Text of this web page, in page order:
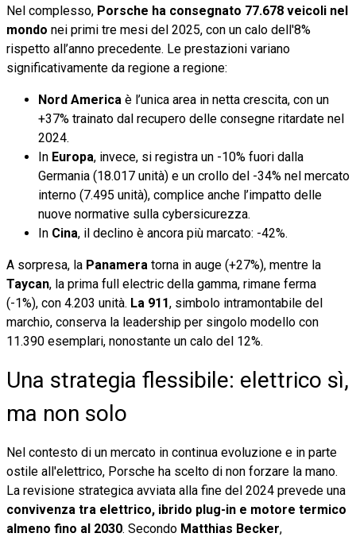
Nel complesso, Porsche ha consegnato 77.678 veicoli nel
mondo nei primi tre mesi del 2025, con un calo dell'8%
rispetto all’anno precedente. Le prestazioni variano
significativamente da regione a regione:
Nord America è l’unica area in netta crescita, con un
+37% trainato dal recupero delle consegne ritardate nel
2024.
In Europa, invece, si registra un -10% fuori dalla
Germania (18.017 unità) e un crollo del -34% nel mercato
interno (7.495 unità), complice anche l’impatto delle
nuove normative sulla cybersicurezza.
In Cina, il declino è ancora più marcato: -42%.
A sorpresa, la Panamera torna in auge (+27%), mentre la
Taycan, la prima full electric della gamma, rimane ferma
(-1%), con 4.203 unità. La 911, simbolo intramontabile del
marchio, conserva la leadership per singolo modello con
11.390 esemplari, nonostante un calo del 12%.
Una strategia flessibile: elettrico sì,
ma non solo
Nel contesto di un mercato in continua evoluzione e in parte
ostile all'elettrico, Porsche ha scelto di non forzare la mano.
La revisione strategica avviata alla fine del 2024 prevede una
convivenza tra elettrico, ibrido plug-in e motore termico
almeno fino al 2030. Secondo Matthias Becker,